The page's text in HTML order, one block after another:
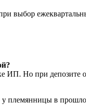
выбор
ИП. Но при
в